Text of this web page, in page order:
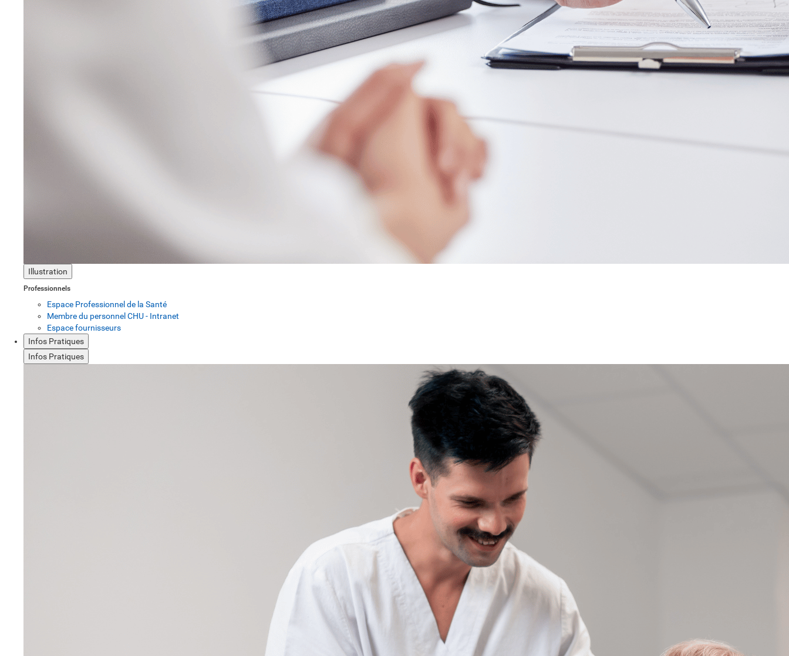
Illustration
Professionnels
Espace Professionnel de la Santé
Membre du personnel CHU - Intranet
Espace fournisseurs
Infos Pratiques
Infos Pratiques